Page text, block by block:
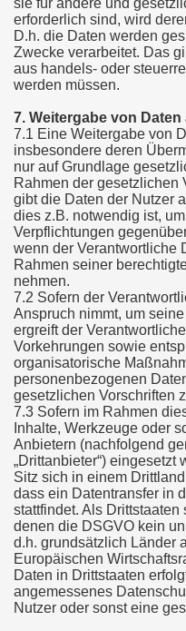
sie für andere und
erforderlich sind, wird
D.h. die Daten werden
Zwecke verarbeitet. Das
aus handels- oder
werden müssen.
7. Weitergabe von
7.1 Eine Weitergabe von
insbesondere deren
nur auf Grundlage
Rahmen der gesetzlichen
gibt die Daten der Nutzer
dies z.B. notwendig ist,
Verpflichtungen
wenn der Verantwortliche
Rahmen seiner
nehmen.
7.2 Sofern der
Anspruch nimmt, um
ergreift der
Vorkehrungen sowie
organisatorische
personenbezogenen
gesetzlichen Vorschriften
7.3 Sofern im Rahmen
Inhalte, Werkzeuge oder
Anbietern (nachfolgend
„Drittanbieter“)
Sitz sich in einem
dass ein Datentransfer in
stattfindet. Als
denen die DSGVO kein
d.h. grundsätzlich Länder
Europäischen
Daten in Drittstaaten
angemessenes
Nutzer oder sonst eine